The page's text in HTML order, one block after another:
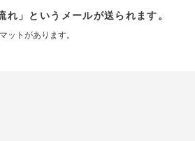
」というメールが送られます。
ットがあります。